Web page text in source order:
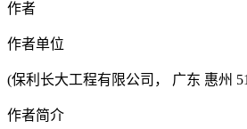
作者
作者单位
(保利长大工程有限公司， 广东 惠州
作者简介